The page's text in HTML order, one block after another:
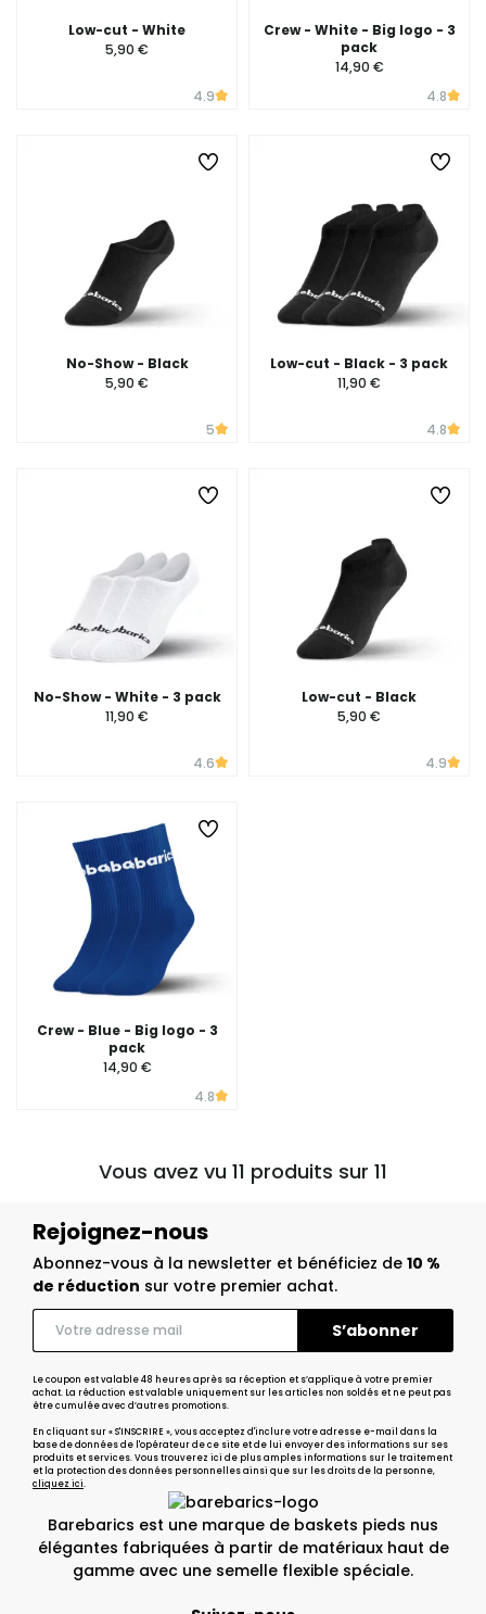
Low-cut - White
5,90 €
4.9
Crew - White - Big logo - 3
pack
14,90 €
4.8
No-Show - Black
5,90 €
5
Low-cut - Black - 3 pack
11,90 €
4.8
No-Show - White - 3 pack
11,90 €
4.6
Low-cut - Black
5,90 €
4.9
Crew - Blue - Big logo - 3
pack
14,90 €
4.8
Vous avez vu 11 produits sur 11
Barebarics est une marque de baskets pieds nus
élégantes fabriquées à partir de matériaux haut de
gamme avec une semelle flexible spéciale.
Rejoignez-nous
Abonnez-vous à la newsletter et bénéficiez de 10 %
de réduction sur votre premier achat.
Le coupon est valable 48 heures après sa réception et s’applique à votre premier
achat. La réduction est valable uniquement sur les articles non soldés et ne peut pas
être cumulée avec d’autres promotions.
En cliquant sur « S'INSCRIRE », vous acceptez d'inclure votre adresse e-mail dans la
base de données de l'opérateur de ce site et de lui envoyer des informations sur ses
produits et services. Vous trouverez ici de plus amples informations sur le traitement
et la protection des données personnelles ainsi que sur les droits de la personne,
cliquez ici.